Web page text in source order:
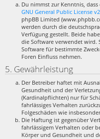
Du nimmst zur Kenntnis,
GNU General Public License v2
phpBB Limited
werden durch die
Verfügung gestellt. Beide
die Software verwendet wird.
Software für bestimmte
Foren Einfluss nehmen.
5. Gewährleistung
Der Betreiber haftet mit
Gesundheit und der
(Kardinalpflichten) nur für
fahrlässiges Verhalten
Folgeschäden wie
Die Haftung ist gegenüber
fahrlässigem Verhalten oder
Körper und Gesundheit und